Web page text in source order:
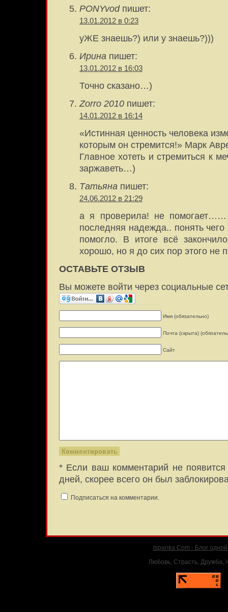
PONYvodпишет:
13.01.2012 в 0:23
уЖЕ знаешь?) или у знаешь?)))
Ирина пишет:
13.01.2012 в 16:03
Точно сказано…)
Zorro 2010 пишет:
14.01.2012 в 16:14
«Истинная ценность человека
которым он стремится!» Марк
Главное хотеть и стремиться к
заржаветь…)
Татьяна пишет:
24.06.2012 в 21:29
а я проверила! не
последняя надежда.. понять
помогло. В итоге всё
хорошо, но я до сих пор этого не
ОСТАВЬТЕ ОТЗЫВ
Вы можете войти через социальные
Имя (обязательно)
Почта (скрыта)
Сайт
* Если ваш комментарий не появится
дней, скорее всего он был
Подписаться на комментарии.
Ispanka.Com - Блог
Любовь, Страсть, Дружба,